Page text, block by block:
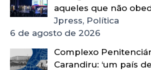
aqueles que não
Jpress, Política
6 de agosto de 2026
Complexo
Carandiru: ‘um país